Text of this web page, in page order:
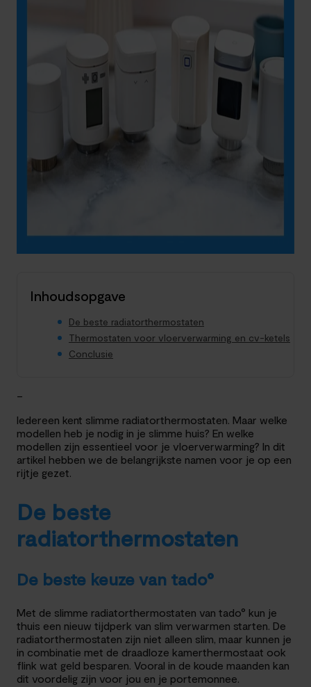
Inhoudsopgave
De beste radiatorthermostaten
Thermostaten voor vloerverwarming en cv-ketels
Conclusie
–
Iedereen kent slimme radiatorthermostaten. Maar welke
modellen heb je nodig in je slimme huis? En welke
modellen zijn essentieel voor je vloerverwarming? In dit
artikel hebben we de belangrijkste namen voor je op een
rijtje gezet.
De beste
radiatorthermostaten
De beste keuze van tado°
Met de slimme radiatorthermostaten van tado° kun je
thuis een nieuw tijdperk van slim verwarmen starten. De
radiatorthermostaten zijn niet alleen slim, maar kunnen je
in combinatie met de draadloze kamerthermostaat ook
flink wat geld besparen. Vooral in de koude maanden kan
dit voordelig zijn voor jou en je portemonnee.